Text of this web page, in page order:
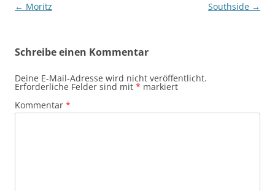
Beitragsnavigation
← Moritz Southside →
Schreibe einen Kommentar
Deine E-Mail-Adresse wird nicht veröffentlicht.
Erforderliche Felder sind mit * markiert
Kommentar *